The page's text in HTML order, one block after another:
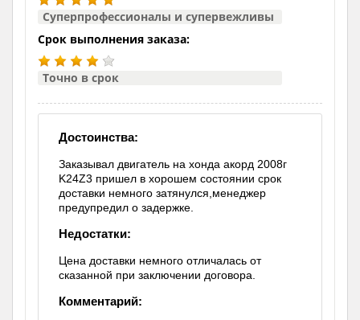
Суперпрофессионалы и супервежливы
Срок выполнения заказа:
Точно в срок
Достоинства:
Заказывал двигатель на хонда акорд 2008г
K24Z3 пришел в хорошем состоянии срок
доставки немного затянулся,менеджер
предупредил о задержке.
Недостатки:
Цена доставки немного отличалась от
сказанной при заключении договора.
Комментарий: